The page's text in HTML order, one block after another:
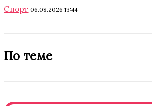
Спорт 06.08.2026 13:44
По теме